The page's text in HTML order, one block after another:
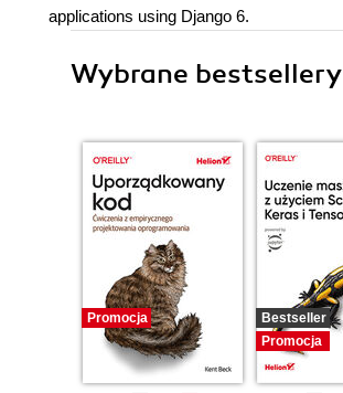
applications using Django 6.
Wybrane bestsellery
Promocja
Bestseller
Promocja